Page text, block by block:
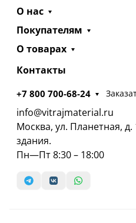
О нас
Покупателям
О товарах
Контакты
+7 800 700-68-24
info@vitrajmaterial.ru
Москва, ул. Планетная,
здания.
Пн—Пт 8:30 – 18:00